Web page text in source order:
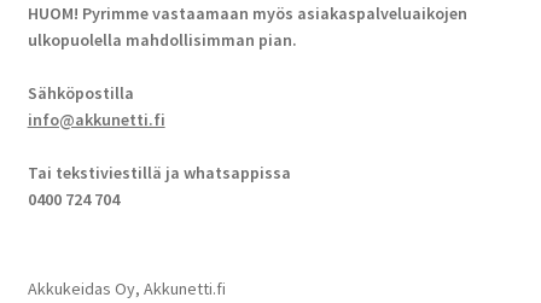
HUOM! Pyrimme vastaamaan myös asiakaspalveluaikojen
ulkopuolella mahdollisimman pian.
Sähköpostilla
info@akkunetti.fi
Tai tekstiviestillä ja whatsappissa
0400 724 704
Akkukeidas Oy, Akkunetti.fi